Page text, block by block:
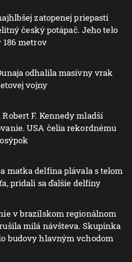
zatopenej priepasti
český potápač. Jeho telo
metrov
odhalila masívny vrak
vojny
F. Kennedy mladší
USA čelia rekordnému
matka delfína plávala s telom
pridali sa ďalšie delfíny
v brazílskom regionálnom
milá návšteva. Skupinka
budovy hlavným vchodom